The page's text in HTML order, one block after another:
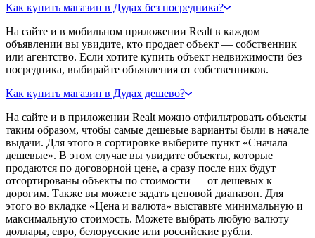
Как купить магазин в Дудах без посредника?
На сайте и в мобильном приложении Realt в каждом
объявлении вы увидите, кто продает объект — собственник
или агентство. Если хотите купить объект недвижимости без
посредника, выбирайте объявления от собственников.
Как купить магазин в Дудах дешево?
На сайте и в приложении Realt можно отфильтровать объекты
таким образом, чтобы самые дешевые варианты были в начале
выдачи. Для этого в сортировке выберите пункт «Сначала
дешевые». В этом случае вы увидите объекты, которые
продаются по договорной цене, а сразу после них будут
отсортированы объекты по стоимости — от дешевых к
дорогим. Также вы можете задать ценовой диапазон. Для
этого во вкладке «Цена и валюта» выставьте минимальную и
максимальную стоимость. Можете выбрать любую валюту —
доллары, евро, белорусские или российские рубли.